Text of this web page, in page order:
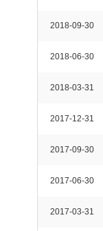
2018-09-30
2018-06-30
2018-03-31
2017-12-31
2017-09-30
2017-06-30
2017-03-31